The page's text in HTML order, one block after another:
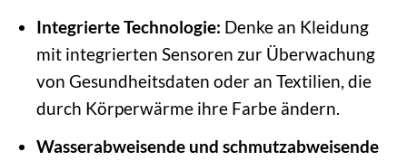
Integrierte Technologie: Denke an Kleidung
mit integrierten Sensoren zur Überwachung
von Gesundheitsdaten oder an Textilien, die
durch Körperwärme ihre Farbe ändern.
Wasserabweisende und schmutzabweisende